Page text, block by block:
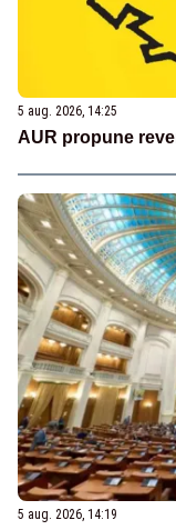
5 aug. 2026, 14:25
AUR propune
5 aug. 2026, 14:19